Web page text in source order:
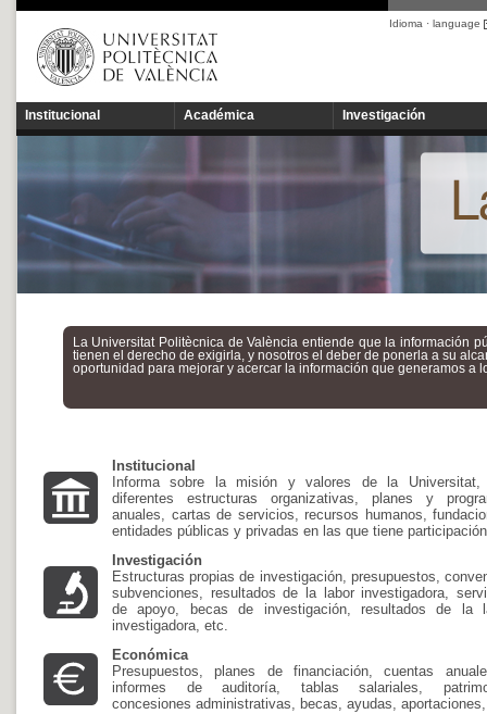
Idioma · language
Institucional Académica Investigación
Portal de transparencia
La Universitat Politècnica de València entiende que la información
tienen el derecho de exigirla, y nosotros el deber de ponerla a su
oportunidad para mejorar y acercar la información que generamos
Institucional
Informa sobre la misión y valores de la Universitat,
diferentes estructuras organizativas, planes y
anuales, cartas de servicios, recursos humanos,
entidades públicas y privadas en las que tiene
Investigación
Estructuras propias de investigación, presupuestos,
subvenciones, resultados de la labor investigadora,
de apoyo, becas de investigación, resultados de la
investigadora, etc.
Económica
Presupuestos, planes de financiación, cuentas
informes de auditoría, tablas salariales,
concesiones administrativas, becas, ayudas,